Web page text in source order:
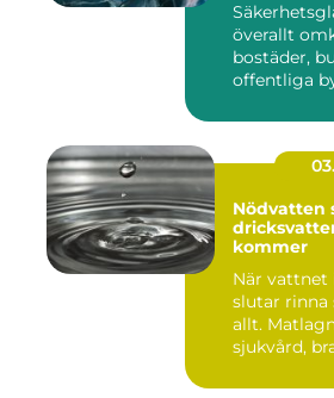
överallt
bostäder,
offentliga
Nödvatten så säkrar du
kommer
När vattnet
slutar rinna
allt.
sjukvård,